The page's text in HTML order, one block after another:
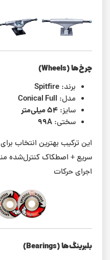
چرخ‌ها (Wheels)
برند: Spitfire
مدل: Conical Full
سایز: ۵۴ میلی‌متر
سختی: 99A
این ترکیب بهترین انتخاب
سریع + اصطکاک کنترل‌شده
اجرای حرکات
بلبرینگ‌ها (Bearings)